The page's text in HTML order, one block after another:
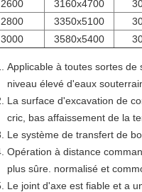
2600
3160x4700
2800
3350x5100
3000
3580x5400
Applicable à toutes sortes
niveau élevé d'eaux
La surface d'excavation de
cric, bas affaissement de la
Le système de transfert de
Opération à distance
plus sûre. normalisé et
Le joint d'axe est fiable et a